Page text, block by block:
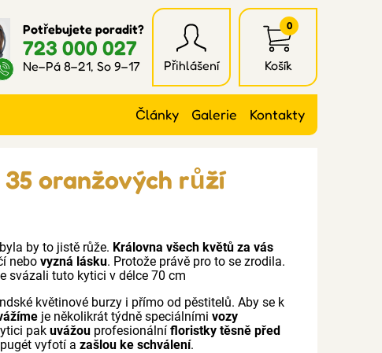
Potřebujete poradit?
723 000 027
Ne–Pá 8–21, So 9–17 Přihlášení
0
Košík
Články Galerie Kontakty
oranžových růží
by to jistě růže. Královna všech květů za vás
nebovyzná lásku. Protože právě pro to se zrodila.
svázali tuto kytici v délce 70 cm
květinové burzy i přímo od pěstitelů. Aby se k
je několikrát týdně speciálnímivozy
pakuvážou profesionálnífloristky těsně před
pugét vyfotí azašlou ke schválení.